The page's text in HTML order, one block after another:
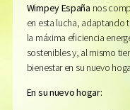
Wimpey España nos
en esta lucha, adaptando
la máxima eficiencia
sostenibles y, al mismo
bienestar en su nuevo
En su nuevo hogar: